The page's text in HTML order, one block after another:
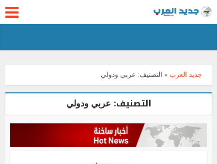
جديد العرب » التصنيف: عربي ودولي
التصنيف: عربي ودولي